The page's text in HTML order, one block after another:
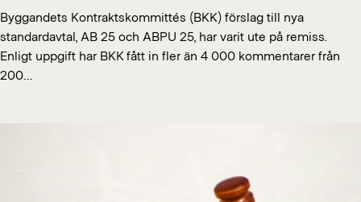
Byggandets Kontraktskommittés (BKK) förslag till nya
standardavtal, AB 25 och ABPU 25, har varit ute på remiss.
Enligt uppgift har BKK fått in fler än 4 000 kommentarer från
200…